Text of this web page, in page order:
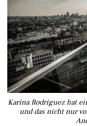
Karina Rodriguez hat
und das nicht nur